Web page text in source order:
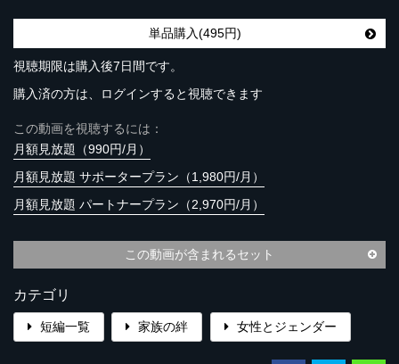
単品購入(495円)
視聴期限は購入後7日間です。
購入済の方は、ログインすると視聴できます
この動画を視聴するには：
月額見放題（990円/月）
月額見放題 サポータープラン（1,980円/月）
月額見放題 パートナープラン（2,970円/月）
この動画が含まれるセット
カテゴリ
短編一覧 家族の絆 女性とジェンダー